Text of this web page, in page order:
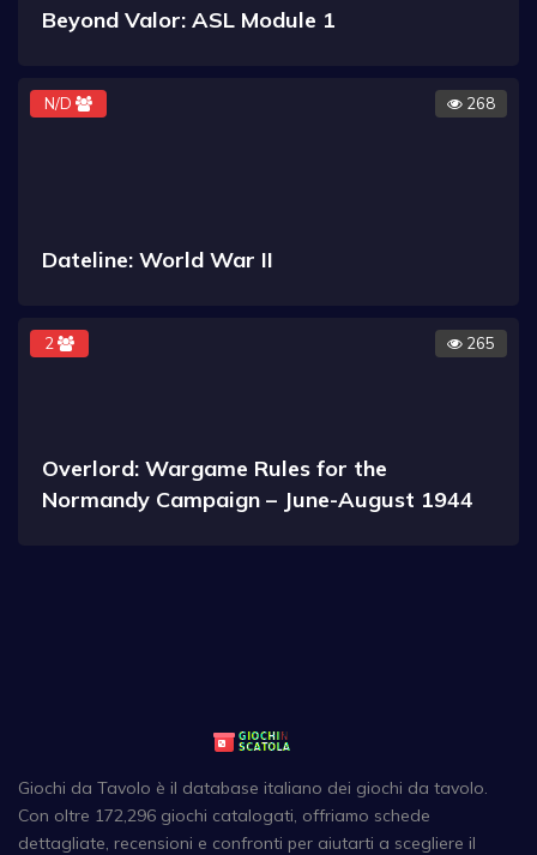
Beyond Valor: ASL Module 1
N/D 268
Dateline: World War II
2 265
Overlord: Wargame Rules for the
Normandy Campaign – June-August 1944
Giochi da Tavolo è il database italiano dei giochi da tavolo.
Con oltre 172,296 giochi catalogati, offriamo schede
dettagliate, recensioni e confronti per aiutarti a scegliere il